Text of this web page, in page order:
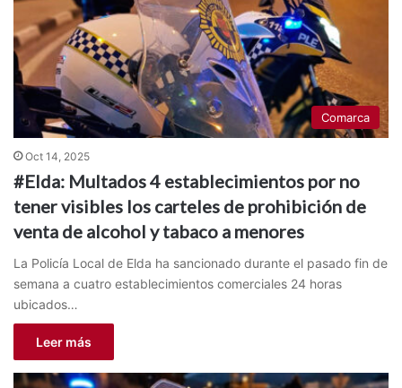
Comarca
Oct 14, 2025
#Elda: Multados 4 establecimientos por no
tener visibles los carteles de prohibición de
venta de alcohol y tabaco a menores
La Policía Local de Elda ha sancionado durante el pasado fin de
semana a cuatro establecimientos comerciales 24 horas
ubicados…
Leer más